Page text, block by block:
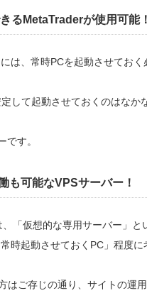
るMetaTraderが使用可能
は、常時PCを起動させておく
して起動させておくのはなか
です。
も可能なVPSサーバー！
「仮想的な専用サーバー」と
時起動させておくPC」程度に
はご存じの通り、サイトの運